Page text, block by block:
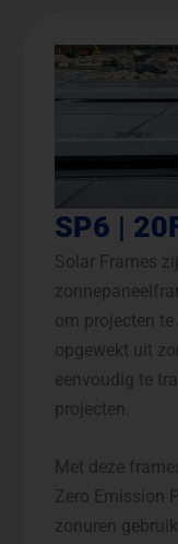
SP6 |
Solar Frames
om projecten
opgewekt uit
eenvoudig te
projecten.
Met deze
Zero Emission
zonuren